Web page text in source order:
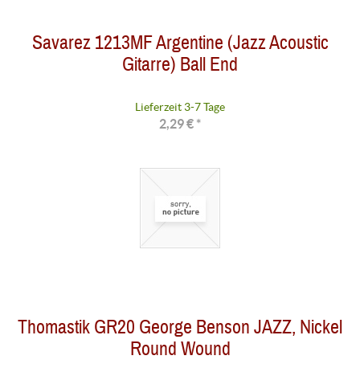
Savarez 1213MF Argentine (Jazz Acoustic
Gitarre) Ball End
Lieferzeit 3-7 Tage
2,29 € *
Thomastik GR20 George Benson JAZZ, Nickel
Round Wound